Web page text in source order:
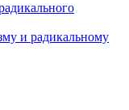
и радикальному